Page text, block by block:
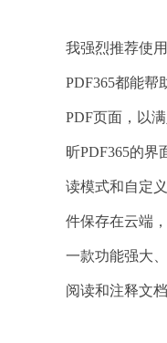
我强烈推荐使
PDF365都能帮
PDF页面，以
昕PDF365的
读模式和自定
件保存在云端
一款功能强大
阅读和注释文